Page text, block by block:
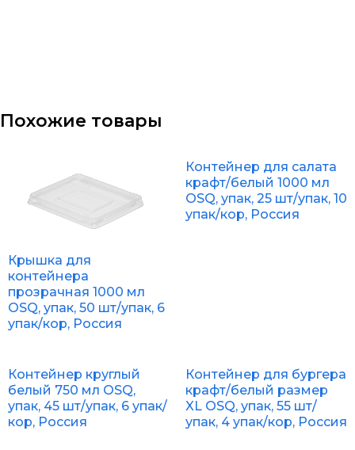
Похожие товары
Крышка для
контейнера
прозрачная 1000 мл
OSQ, упак, 50 шт/упак, 6
упак/кор, Россия
Контейнер для салата
крафт/белый 1000 мл
OSQ, упак, 25 шт/упак, 10
упак/кор, Россия
Контейнер круглый
белый 750 мл OSQ,
упак, 45 шт/упак, 6 упак/
кор, Россия
Контейнер для бургера
крафт/белый размер
XL OSQ, упак, 55 шт/
упак, 4 упак/кор, Россия